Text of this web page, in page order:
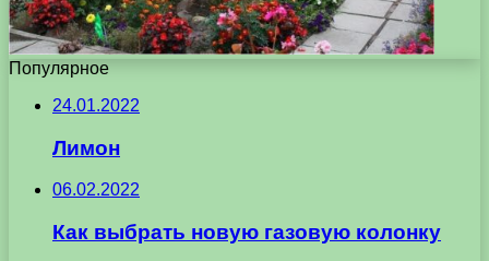
Популярное
24.01.2022
Лимон
06.02.2022
Как выбрать новую газовую колонку